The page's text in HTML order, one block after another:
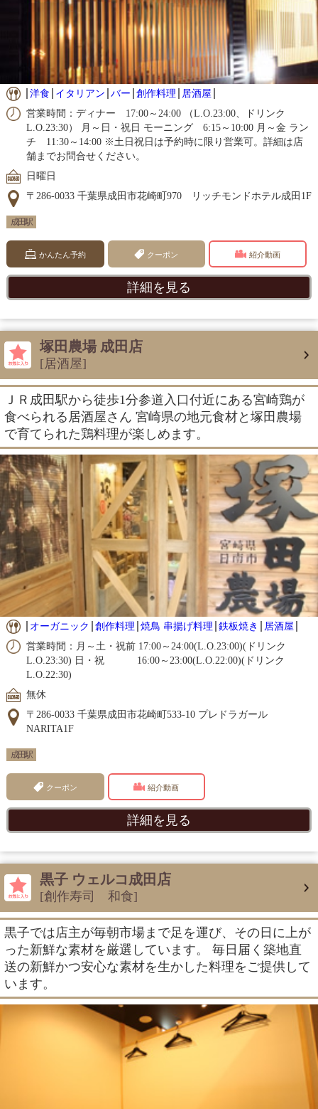
洋食 イタリアン バー 創作料理
居酒屋
営業時間：ディナー 17:00～24:00 （L.O.23:00、ドリンク
L.O.23:30） 月～日・祝日 モーニング 6:15～10:00 月～金 ラン
チ 11:30～14:00 ※土日祝日は予約時に限り営業可。詳細は店
舗までお問合せください。
日曜日
〒286-0033 千葉県成田市花崎町970 リッチモンドホテル成田1F
成田駅
かんたん予約 クーポン 紹介動画
詳細を見る
塚田農場 成田店
[居酒屋]
ＪＲ成田駅から徒歩1分参道入口付近にある宮崎鶏が
食べられる居酒屋さん 宮崎県の地元食材と塚田農場
で育てられた鶏料理が楽しめます。
オーガニック 創作料理 焼鳥 串揚げ料理 鉄板焼き
居酒屋
営業時間：月～土・祝前 17:00～24:00(L.O.23:00)(ドリンク
L.O.23:30) 日・祝 16:00～23:00(L.O.22:00)(ドリンク
L.O.22:30)
無休
〒286-0033 千葉県成田市花崎町533-10 プレドラガール
NARITA1F
成田駅
クーポン 紹介動画
詳細を見る
黒子 ウェルコ成田店
[創作寿司 和食]
黒子では店主が毎朝市場まで足を運び、その日に上が
った新鮮な素材を厳選しています。 毎日届く築地直
送の新鮮かつ安心な素材を生かした料理をご提供して
います。